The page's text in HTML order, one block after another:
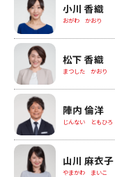
小川 香織
おがわ かおり
松下 香織
まつした かおり
陣内 倫洋
じんない ともひろ
山川 麻衣子
やまかわ まいこ